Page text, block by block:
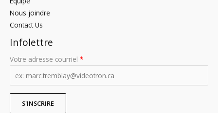
Nous joindre
Contact Us
Infolettre
Votre adresse courriel *